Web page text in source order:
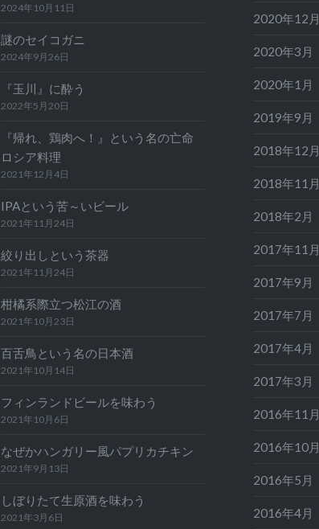
2024年10月11日
謎のセイコガニ
2024年9月26日
『玉川』に酔う
2022年5月20日
『帰れ、鶏肉へ！』という名の亡命
ロシア料理
2021年12月4日
IPAという苦～いビール
2021年11月24日
絞り出しという茶器
2021年11月24日
柑橘系際立つ松江の酒
2021年10月23日
百舌鳥という名の日本酒
2021年10月14日
フィンランドビールを味わう
2021年10月6日
なぜかハンガリー風パプリカチキン
2021年9月13日
しぼりたて生原酒を味わう
2021年3月6日
2020年12月
2020年3月
2020年1月
2019年9月
2018年12月
2018年11月
2018年2月
2017年11月
2017年9月
2017年7月
2017年4月
2017年3月
2016年11月
2016年10月
2016年5月
2016年4月